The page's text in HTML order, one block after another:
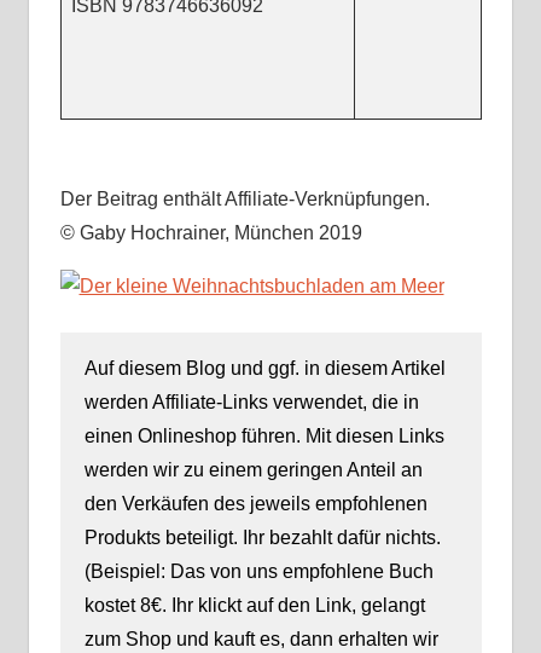
ISBN 9783746636092
Der Beitrag enthält Affiliate-Verknüpfungen.
© Gaby Hochrainer, München 2019
Auf diesem Blog und ggf. in diesem Artikel
werden Affiliate-Links verwendet, die in
einen Onlineshop führen. Mit diesen Links
werden wir zu einem geringen Anteil an
den Verkäufen des jeweils empfohlenen
Produkts beteiligt. Ihr bezahlt dafür nichts.
(Beispiel: Das von uns empfohlene Buch
kostet 8€. Ihr klickt auf den Link, gelangt
zum Shop und kauft es, dann erhalten wir